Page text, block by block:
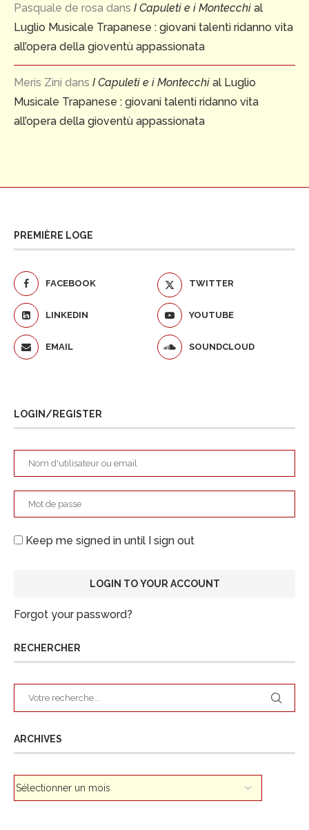
Pasquale de rosa dans I Capuleti e i Montecchi al
Luglio Musicale Trapanese : giovani talenti ridanno vita
all’opera della gioventù appassionata
Meris Zini dans I Capuleti e i Montecchi al Luglio
Musicale Trapanese : giovani talenti ridanno vita
all’opera della gioventù appassionata
PREMIÈRE LOGE
FACEBOOK TWITTER
LINKEDIN YOUTUBE
EMAIL SOUNDCLOUD
LOGIN/REGISTER
Keep me signed in until I sign out
Forgot your password?
RECHERCHER
ARCHIVES